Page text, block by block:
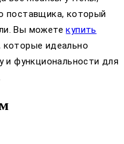
поставщика, который
Вы можетекупить
которые идеально
и функциональности для